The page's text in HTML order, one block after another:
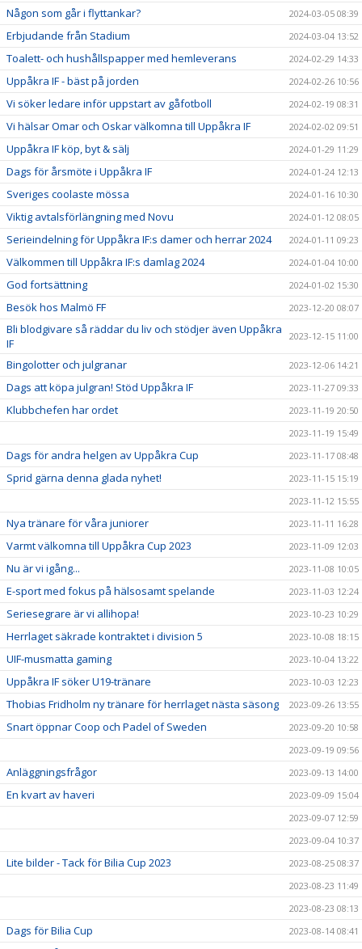
Någon som går i flyttankar? 2024-03-05 08:39
Erbjudande från Stadium 2024-03-04 13:52
Toalett- och hushållspapper med hemleverans 2024-02-29 14:33
Uppåkra IF - bäst på jorden 2024-02-26 10:56
Vi söker ledare inför uppstart av gåfotboll 2024-02-19 08:31
Vi hälsar Omar och Oskar välkomna till Uppåkra IF 2024-02-02 09:51
Uppåkra IF köp, byt & sälj 2024-01-29 11:29
Dags för årsmöte i Uppåkra IF 2024-01-24 12:13
Sveriges coolaste mössa 2024-01-16 10:30
Viktig avtalsförlängning med Novu 2024-01-12 08:05
Serieindelning för Uppåkra IF:s damer och herrar 2024 2024-01-11 09:23
Välkommen till Uppåkra IF:s damlag 2024 2024-01-04 10:00
God fortsättning 2024-01-02 15:30
Besök hos Malmö FF 2023-12-20 08:07
Bli blodgivare så räddar du liv och stödjer även Uppåkra
IF
2023-12-15 11:00
Bingolotter och julgranar 2023-12-06 14:21
Dags att köpa julgran! Stöd Uppåkra IF 2023-11-27 09:33
Klubbchefen har ordet
2023-11-19 20:50
2023-11-19 15:49
Dags för andra helgen av Uppåkra Cup 2023-11-17 08:48
Sprid gärna denna glada nyhet!
2023-11-15 15:19
2023-11-12 15:55
Nya tränare för våra juniorer 2023-11-11 16:28
Varmt välkomna till Uppåkra Cup 2023 2023-11-09 12:03
Nu är vi igång... 2023-11-08 10:05
E-sport med fokus på hälsosamt spelande 2023-11-03 12:24
Seriesegrare är vi allihopa! 2023-10-23 10:29
Herrlaget säkrade kontraktet i division 5 2023-10-08 18:15
UIF-musmatta gaming 2023-10-04 13:22
Uppåkra IF söker U19-tränare 2023-10-03 12:23
Thobias Fridholm ny tränare för herrlaget nästa säsong 2023-09-26 13:55
Snart öppnar Coop och Padel of Sweden
2023-09-20 10:58
2023-09-19 09:56
Anläggningsfrågor 2023-09-13 14:00
En kvart av haveri
2023-09-09 15:04
2023-09-07 12:59
2023-09-04 10:37
Lite bilder - Tack för Bilia Cup 2023
2023-08-25 08:37
2023-08-23 11:49
2023-08-23 08:13
Dags för Bilia Cup 2023-08-14 08:41